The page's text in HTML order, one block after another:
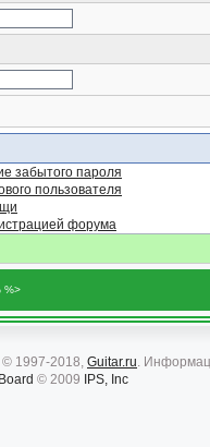
забытого пароля
пользователя
форума
%>
1997-2018, Guitar.ru.
© 2009 IPS, Inc